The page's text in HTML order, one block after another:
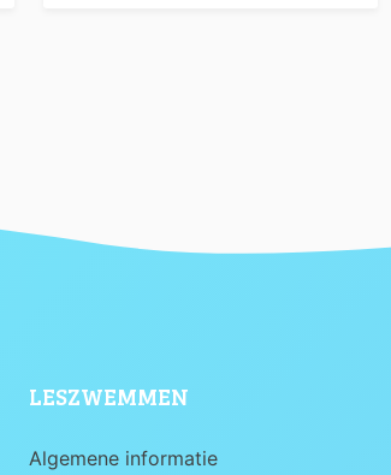
LESZWEMMEN
Algemene informatie